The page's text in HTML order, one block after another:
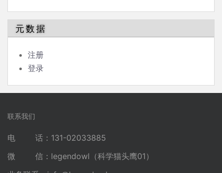
元数据
注册
登录
联系我们
电 话：131-02033885
微 信：legendowl（科学猫头鹰01）